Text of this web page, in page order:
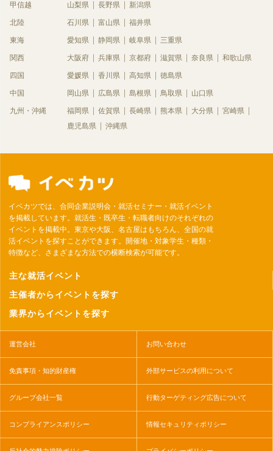
甲信越 山梨県 長野県 新潟県
北陸 石川県 富山県 福井県
東海 愛知県 静岡県 岐阜県 三重県
関西 大阪府 兵庫県 京都府 滋賀県 奈良県 和歌山県
四国 愛媛県 香川県 高知県 徳島県
中国 岡山県 広島県 島根県 鳥取県 山口県
九州・沖縄 福岡県 佐賀県 長崎県 熊本県 大分県
宮崎県
鹿児島県
沖縄県
イベカツでは、合同企業説明会・就活セミナー・就活イベント
を掲載しています。就活生・既卒生・転職者向けのそれぞれの
イベントを掲載中。東京や大阪、名古屋はもちろん、全国の就
活イベントを探すことができます。開催地・対象学生・種類・
特徴など、さまざまな方法での横断検索が可能です。
主な就活イベント
主催者からイベントを探す
業界からイベントを探す
運営会社 お問い合わせ
免責事項・知的財産権 外部サービスの利用について
グループ会社一覧 行動ターゲティング広告について
コンプライアンスポリシー 情報セキュリティポリシー